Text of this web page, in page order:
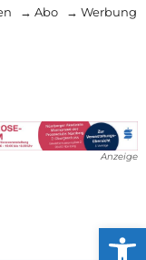
→ Abo → Werbung
Anzeige